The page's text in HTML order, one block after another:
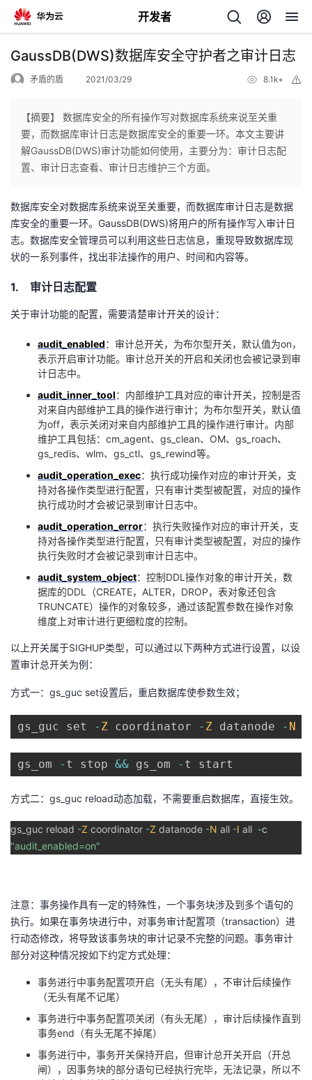
开发者
返
个
人
主
我
的
客
论
的
我
我
开
堂
的
程
我
认
证
的
实
验
我
的
收
的
我
持
我
技
支
持
的
声
建
GaussDB(DWS)数据库安全守护者之审计日志
矛盾的盾 2021/03/29 8.1k+
【摘要】 数据库安全的所有操作写对数据库系统来说至关重
要，而数据库审计日志是数据库安全的重要一环。本文主要讲
解GaussDB(DWS)审计功能如何使用，主要分为：审计日志配
置、审计日志查看、审计日志维护三个方面。
数据库安全对数据库系统来说至关重要，而数据库审计日志是数据
库安全的重要一环。 GaussDB(DWS)将用户的所有操作写入审计日
志。数据库安全管理员可以利用这些日志信息，重现导致数据库现
状的一系列事件，找出非法操作的用户、时间和内容等。
1. 审计日志配置
关于审计功能的配置，需要清楚审计开关的设计：
audit_enabled：审计总开关，为布尔型开关，默认值为on，
表示开启审计功能。审计总开关的开启和关闭也会被记录到审
计日志中。
audit_inner_tool：内部维护工具对应的审计开关，控制是否
对来自内部维护工具的操作进行审计；为布尔型开关，默认值
为off，表示关闭对来自内部维护工具的操作进行审计。内部
维护工具包括： cm_agent、 gs_clean、 OM、 gs_roach、
gs_redis、 wlm、 gs_ctl、 gs_rewind等。
audit_operation_exec：执行成功操作对应的审计开关，支
持对各操作类型进行配置，只有审计类型被配置，对应的操作
执行成功时才会被记录到审计日志中。
audit_operation_error：执行失败操作对应的审计开关，支
持对各操作类型进行配置，只有审计类型被配置，对应的操作
执行失败时才会被记录到审计日志中。
audit_system_object：控制DDL 操作对象的审计开关，数
据库的DDL （CREATE， ALTER， DROP，表对象还包含
TRUNCATE）操作的对象较多，通过该配置参数在操作对象
维度上对审计进行更细粒度的控制。
以上开关属于SIGHUP类型，可以通过以下两种方式进行设置，以设
置审计总开关为例：
方式一： gs_guc set设置后，重启数据库使参数生效；
gs_guc set - Z coordinator - Z datanode - N
gs_om - t stop && gs_om - t start
方式二： gs_guc reload动态加载，不需要重启数据库，直接生效。
gs_guc reload -Z coordinator -Z datanode -N all -I all -c
"audit_enabled=on"
注意： 事务操作具有一定的特殊性，一个事务块涉及到多个语句的
执行。如果在事务块进行中，对事务审计配置项（transaction）进
行动态修改，将导致该事务块的审计记录不完整的问题。事务审计
部分对这种情况按如下约定方式处理：
事务进行中事务配置项开启（无头有尾），不审计后续操作
（无头有尾不记尾）
事务进行中事务配置项关闭（有头无尾），审计后续操作直到
事务end （有头无尾不掉尾）
事务进行中，事务开关保持开启，但审计总开关开启（开总
闸），因事务块的部分语句已经执行完毕，无法记录，所以不